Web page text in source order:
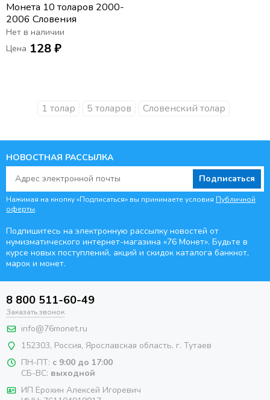
Монета 10 толаров 2000-
2006 Словения
Нет в наличии
Цена 128 ₽
1 толар 5 толаров Словенский толар
НОВОСТНАЯ РАССЫЛКА
Подписаться
Нажимая на кнопку «Подписаться» вы принимаете условия Публичной
оферты.
Подпишитесь на электронную рассылку новостей от
нумизматического интернет-магазина «76 Монет». Будьте в
курсе новых поступлений, акций и скидок каталога банкнот,
марок и монет.
8 800 511-60-49
Заказать звонок
info@76monet.ru
152303, Россия, Ярославская область, г. Тутаев
ПН-ПТ: с 9:00 до 17:00
СБ-ВС: выходной
ИП Ерохин Алексей Игоревич